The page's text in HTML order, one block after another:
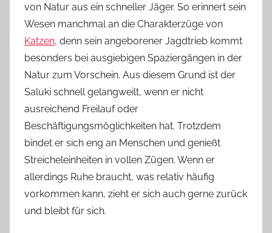
von Natur aus ein schneller Jäger. So erinnert sein
Wesen manchmal an die Charakterzüge von
Katzen, denn sein angeborener Jagdtrieb kommt
besonders bei ausgiebigen Spaziergängen in der
Natur zum Vorschein. Aus diesem Grund ist der
Saluki schnell gelangweilt, wenn er nicht
ausreichend Freilauf oder
Beschäftigungsmöglichkeiten hat. Trotzdem
bindet er sich eng an Menschen und genießt
Streicheleinheiten in vollen Zügen. Wenn er
allerdings Ruhe braucht, was relativ häufig
vorkommen kann, zieht er sich auch gerne zurück
und bleibt für sich.